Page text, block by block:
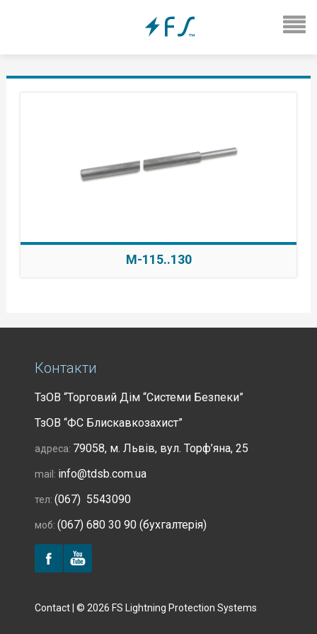
M-115..130
Контакти
ТзОВ “Торговий Дім “Системи Безпеки”
ТзОВ “ФС Блискавкозахист”
адреса: 79058, м. Львів, вул. Торф’яна, 25
mail: info@tdsb.com.ua
тел: (067) 5543090
моб: (067) 680 30 90 (бухгалтерія)
Contact | © 2026 FS Lightning Protection Systems